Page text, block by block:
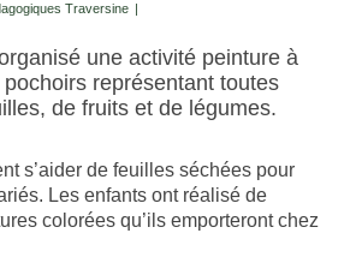
Traversine |
une activité peinture à
pochoirs représentant toutes
de fruits et de légumes.
s’aider de feuilles séchées pour
Les enfants ont réalisé de
colorées qu’ils emporteront chez